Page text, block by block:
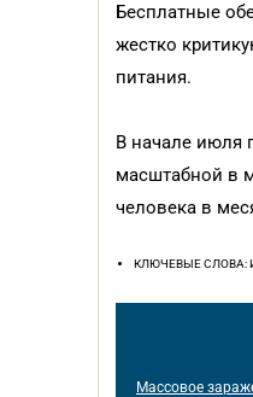
Бесплатные
жестко
питания.
В начале июля
масштабной в
человека в
КЛЮЧЕВЫЕ СЛОВА:
Массовое